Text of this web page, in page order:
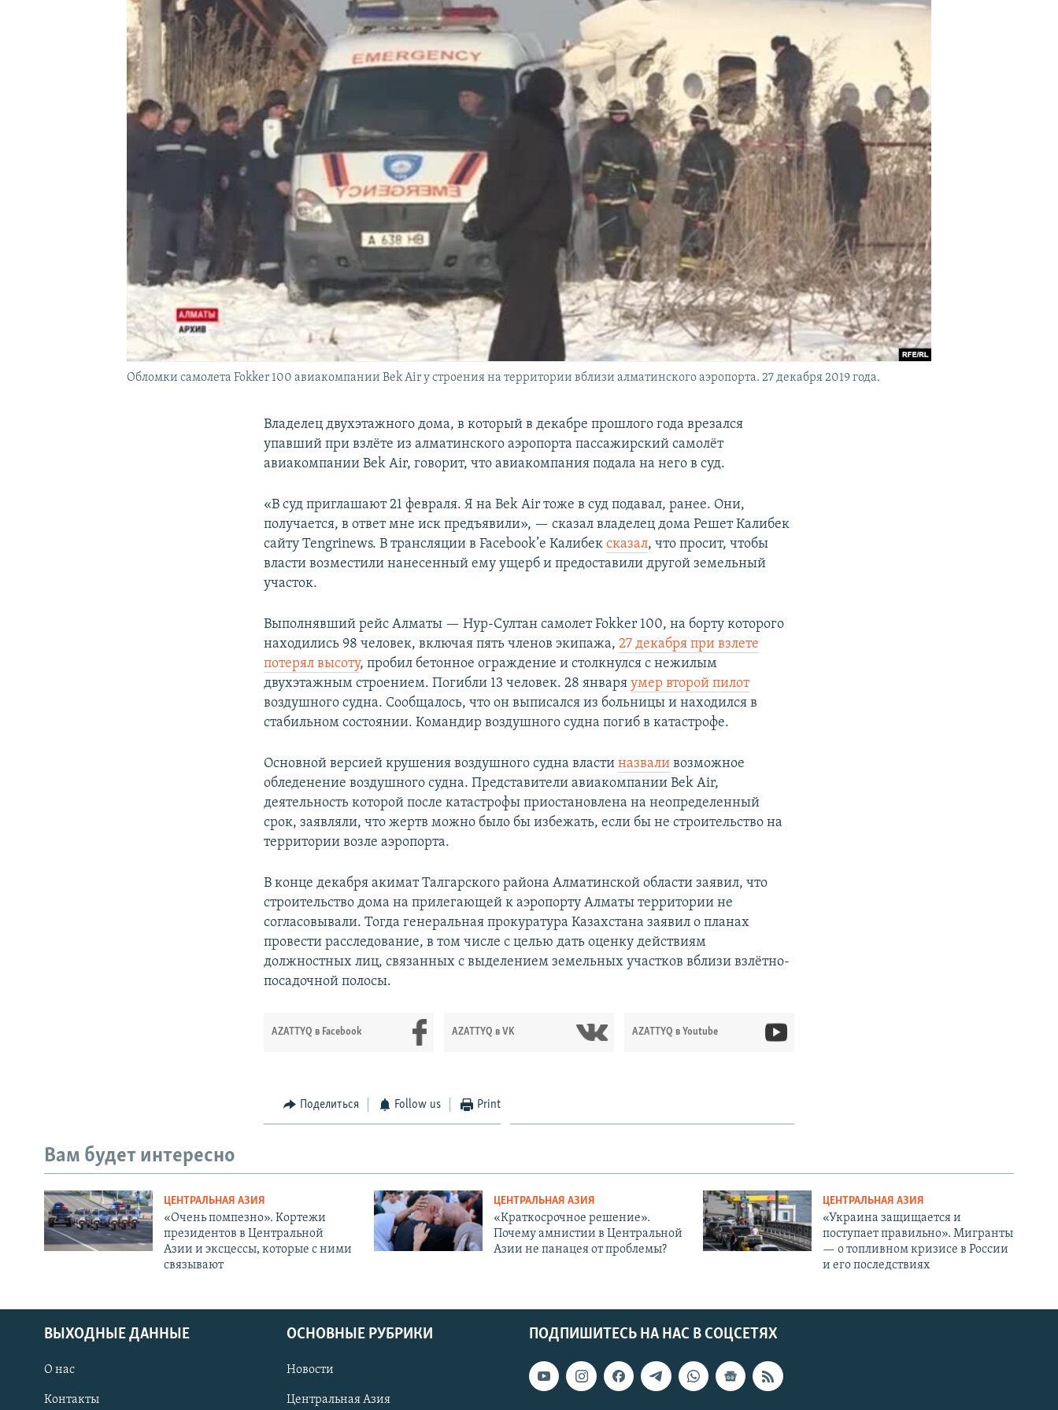
Обломки самолета Fokker 100 авиакомпании Bek Air у строения на территории вблизи алматинского аэропорта. 27 декабря 2019 года.
Владелец двухэтажного дома, в который в декабре прошлого года врезался
упавший при взлёте из алматинского аэропорта пассажирский самолёт
авиакомпании Bek Air, говорит, что авиакомпания подала на него в суд.
«В суд приглашают 21 февраля. Я на Bek Air тоже в суд подавал, ранее. Они,
получается, в ответ мне иск предъявили», — сказал владелец дома Решет Калибек
сайту Tengrinews. В трансляции в Facebook’е Калибексказал, что просит, чтобы
власти возместили нанесенный ему ущерб и предоставили другой земельный
участок.
Выполнявший рейс Алматы — Нур-Султан самолет Fokker 100, на борту которого
находились 98 человек, включая пять членов экипажа,27 декабря при взлете
потерял высоту, пробил бетонное ограждение и столкнулся с нежилым
двухэтажным строением. Погибли 13 человек. 28 январяумер второй пилот
воздушного судна. Сообщалось, что он выписался из больницы и находился в
стабильном состоянии. Командир воздушного судна погиб в катастрофе.
Основной версией крушения воздушного судна властиназвали возможное
обледенение воздушного судна. Представители авиакомпании Bek Air,
деятельность которой после катастрофы приостановлена на неопределенный
срок, заявляли, что жертв можно было бы избежать, если бы не строительство на
территории возле аэропорта.
В конце декабря акимат Талгарского района Алматинской области заявил, что
строительство дома на прилегающей к аэропорту Алматы территории не
согласовывали. Тогда генеральная прокуратура Казахстана заявил о планах
провести расследование, в том числе с целью дать оценку действиям
должностных лиц, связанных с выделением земельных участков вблизи взлётно-
посадочной полосы.
AZATTYQ в Facebook AZATTYQ в VK AZATTYQ в Youtube
Поделиться Follow us Print
Вам будет интересно
ЦЕНТРАЛЬНАЯ АЗИЯ
«Очень помпезно». Кортежи
президентов в Центральной
Азии и эксцессы, которые с ними
связывают
ЦЕНТРАЛЬНАЯ АЗИЯ
«Краткосрочное решение».
Почему амнистии в Центральной
Азии не панацея от проблемы?
ЦЕНТРАЛЬНАЯ АЗИЯ
«Украина защищается и
поступает правильно». Мигранты
— о топливном кризисе в России
и его последствиях
ПОДПИШИТЕСЬ НА НАС В СОЦСЕТЯХ
ВЫХОДНЫЕ ДАННЫЕ
О нас
Контакты
ОСНОВНЫЕ РУБРИКИ
Новости
Центральная Азия